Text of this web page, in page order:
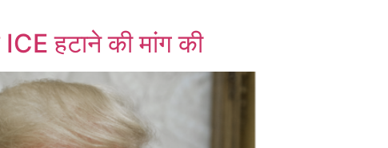
हटाने की मांग की